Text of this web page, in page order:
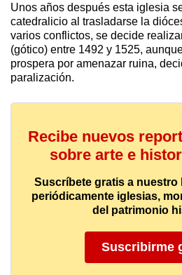
Unos años después esta iglesia
catedralicio al trasladarse la
varios conflictos, se decide
(gótico) entre 1492 y 1525,
prospera por amenazar ruina,
paralización.
Recibe nuevos
sobre arte e
Suscríbete gratis a
periódicamente iglesias,
del patrimonio
Suscribirme